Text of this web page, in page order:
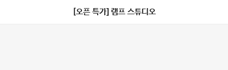
[오픈 특가] 램프 스튜디오